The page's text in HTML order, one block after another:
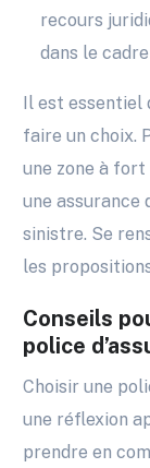
recours
dans le
Il est essentiel
faire un choix.
une zone à
une assurance
sinistre. Se
les
Conseils
police
Choisir une
une réflexion
prendre en